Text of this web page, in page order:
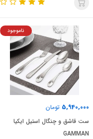
5,940,000 تومان
ناموجود
ست قاشق و چنگال استیل ایکیا
GAMMAN